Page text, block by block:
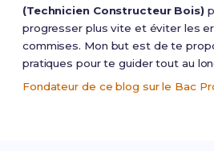
(Technicien Constructeur Bois)
progresser plus vite et éviter les
commises. Mon but est de te
pratiques pour te guider tout au
Fondateur de ce blog sur le Bac